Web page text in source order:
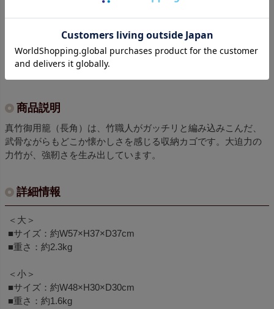
商品についてのお問い合わせ
商品説明
真竹御用籠（長角）は、竹職人がガッチリと編み込みこんだ、
武骨ながらもどこか懐かしさを感じる収納カゴです。大迫力の
力竹が、強靭さを生み出しています。
詳細情報
＜大＞
■サイズ：約W57×H37×D37cm
■重さ：約2.3kg
＜小＞
■サイズ：約W48×H30×D30cm
■重さ：約1.6kg